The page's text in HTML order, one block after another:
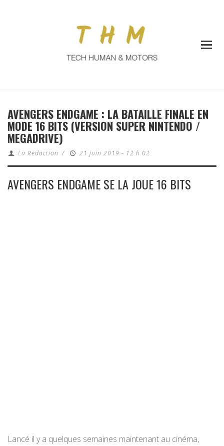
AVENGERS ENDGAME : LA BATAILLE FINALE EN
MODE 16 BITS (VERSION SUPER NINTENDO /
MEGADRIVE)
La Redaction / 21 juin 2019 - 12 h 02
AVENGERS ENDGAME SE LA JOUE 16 BITS
Lancé il y a quelques semaines maintenant au cinéma,